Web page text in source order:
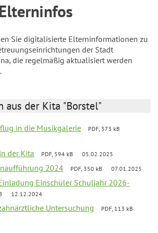
Sie digitalisierte Elterninformationen zu
der Stadt
die regelmäßig aktualisiert werden
aus der Kita "Borstel"
in die Musikgalerie
PDF, 373 kB
der Kita PDF, 594 kB 05.02.2025
2024 PDF, 350 kB 07.01.2025
Einschüler Schuljahr 2026-
12.12.2024
Untersuchung
PDF, 113 kB